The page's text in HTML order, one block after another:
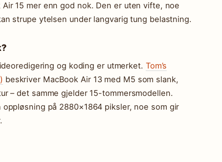
15 mer enn god nok. Den er uten vifte, noe
strupe ytelsen under langvarig tung belastning.
og koding er utmerket. Tom’s
beskriver MacBook Air 13 med M5 som slank,
– det samme gjelder 15-tommersmodellen.
på 2880×1864 piksler, noe som gir